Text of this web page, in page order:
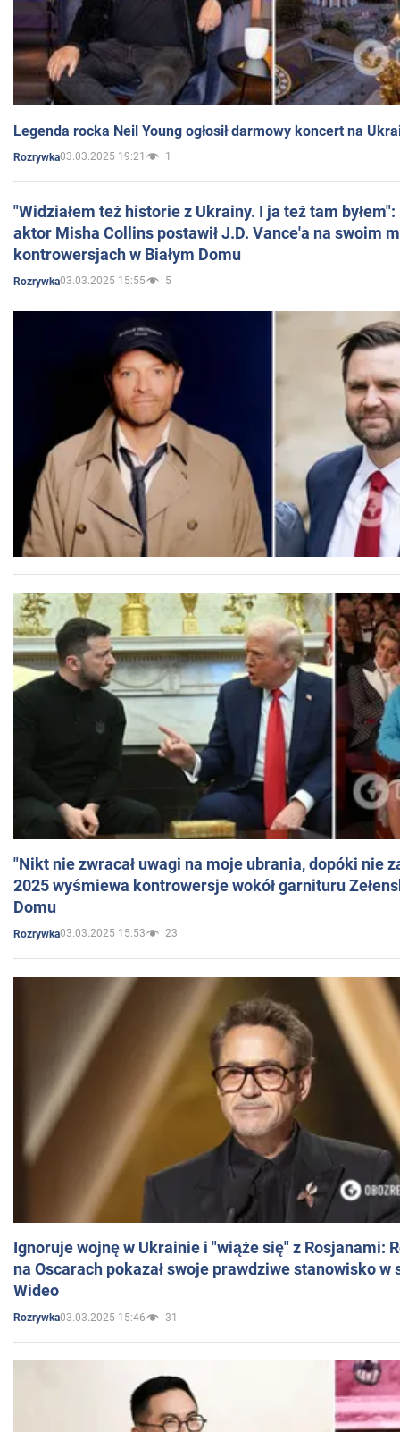
Legenda rocka Neil Young ogłosił darmowy koncert na
Rozrywka03.03.2025 19:21 1
"Widziałem też historie z Ukrainy. I ja też tam
aktor Misha Collins postawił J.D. Vance'a na swoim
kontrowersjach w Białym Domu
Rozrywka03.03.2025 15:55 5
"Nikt nie zwracał uwagi na moje ubrania, dopóki nie
2025 wyśmiewa kontrowersje wokół garnituru
Domu
Rozrywka03.03.2025 15:53 23
Ignoruje wojnę w Ukrainie i "wiąże się" z Rosjanami:
na Oscarach pokazał swoje prawdziwe stanowisko w
Wideo
Rozrywka03.03.2025 15:46 31